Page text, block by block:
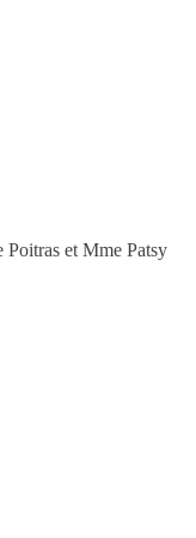
Poitras et Mme Patsy